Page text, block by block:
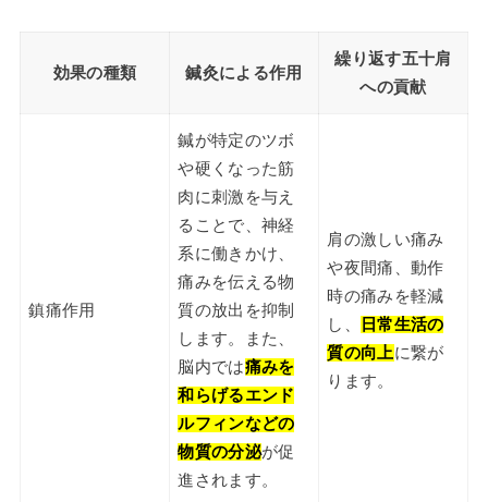
効果の種類 鍼灸による作用
繰り返す五十肩
への貢献
鎮痛作用
鍼が特定のツボ
や硬くなった筋
肉に刺激を与え
ることで、神経
系に働きかけ、
痛みを伝える物
質の放出を抑制
します。また、
脳内では痛みを
和らげるエンド
ルフィンなどの
物質の分泌が促
進されます。
肩の激しい痛み
や夜間痛、動作
時の痛みを軽減
し、
日常生活の
質の向上に繋が
ります。